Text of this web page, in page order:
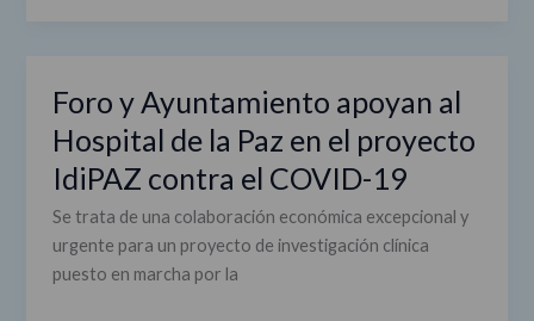
19
Foro y Ayuntamiento apoyan al
Hospital de la Paz en el proyecto
IdiPAZ contra el COVID-19
Se trata de una colaboración económica excepcional y
urgente para un proyecto de investigación clínica
puesto en marcha por la
Foro
Ayuntamiento
apoyan
al
Hospital
de